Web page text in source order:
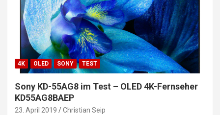
4K OLED SONY TEST
Sony KD-55AG8 im Test – OLED 4K-Fernseher
KD55AG8BAEP
23. April 2019 Christian Seip